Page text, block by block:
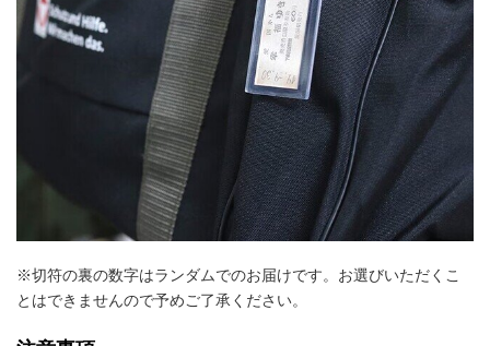
※切符の裏の数字はランダムでのお届けです。お選びいただくこ
とはできませんので予めご了承ください。